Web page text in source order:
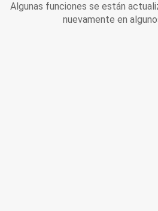
Algunas funciones se están
nuevamente en